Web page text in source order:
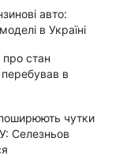
авто:
в Україні
про стан
в
чутки
Селезньов